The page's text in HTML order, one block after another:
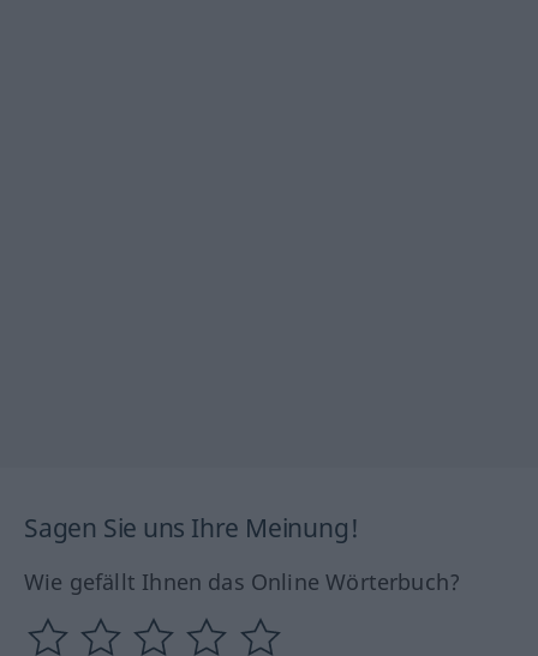
Sagen Sie uns Ihre Meinung!
Wie gefällt Ihnen das Online Wörterbuch?